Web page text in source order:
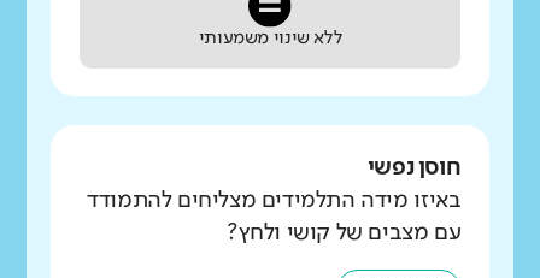
ללא שינוי משמעותי
חוסן נפשי
באיזו מידה התלמידים מצליחים להתמודד
עם מצבים של קושי ולחץ?